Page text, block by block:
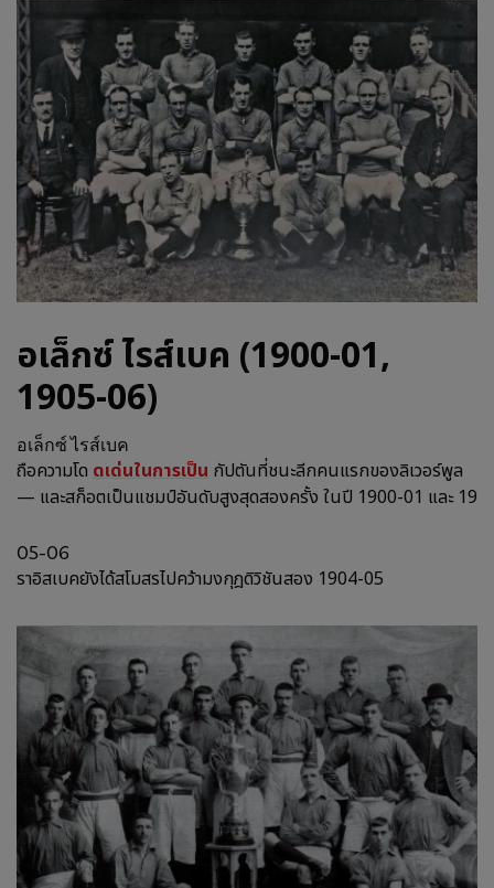
อเล็กซ์ ไรส์เบค (1900-01,
1905-06)
อเล็กซ์ ไรส์เบค
ถือความโด ดเด่นในการเป็น กัปตันที่ชนะลีกคนแรกของลิเวอร์พูล
— และสก็อตเป็นแชมป์อันดับสูงสุดสองครั้ง ในปี 1900-01 และ 19
05-06
ราอิสเบคยังได้สโมสรไปคว้ามงกุฎดิวิชันสอง 1904-05